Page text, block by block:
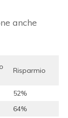
anche
Risparmio
52%
64%